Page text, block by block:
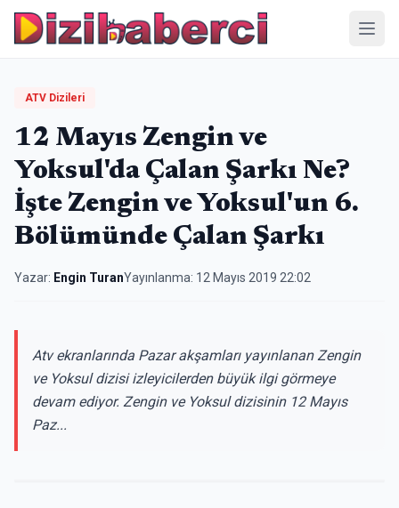
ATV Dizileri
12 Mayıs Zengin ve
Yoksul'da Çalan Şarkı Ne?
İşte Zengin ve Yoksul'un 6.
Bölümünde Çalan Şarkı
Yazar: Engin TuranYayınlanma: 12 Mayıs 2019 22:02
Atv ekranlarında Pazar akşamları yayınlanan Zengin
ve Yoksul dizisi izleyicilerden büyük ilgi görmeye
devam ediyor. Zengin ve Yoksul dizisinin 12 Mayıs
Paz...